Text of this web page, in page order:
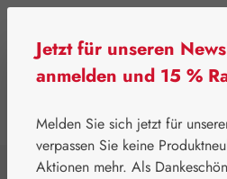
⌂ Pater Severin
Jetzt für unseren
anmelden und 15 %
Melden Sie sich jetzt für
verpassen Sie keine
Aktionen mehr. Als